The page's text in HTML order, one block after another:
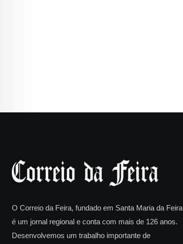
O Correio da Feira, fundado em Santa Maria da Feira
é um jornal regional e conta com mais de 126 anos.
Desenvolvemos um trabalho importante de